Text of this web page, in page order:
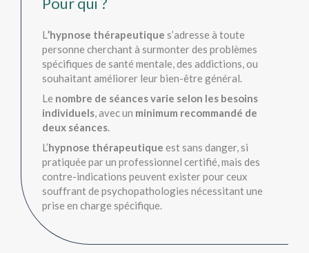
L ’hypnose thérapeutique s’adresse à toute
personne cherchant à surmonter des problèmes
spécifiques de santé mentale, des addictions, ou
souhaitant améliorer leur bien-être général.
Le nombre de séances varie selon les besoins
individuels , avec un minimum recommandé de
deux séances
L’hypnose thérapeutique est sans danger, si
pratiquée par un professionnel certifié, mais des
contre-indications peuvent exister pour ceux
souffrant de psychopathologies nécessitant une
prise en charge spécifique.